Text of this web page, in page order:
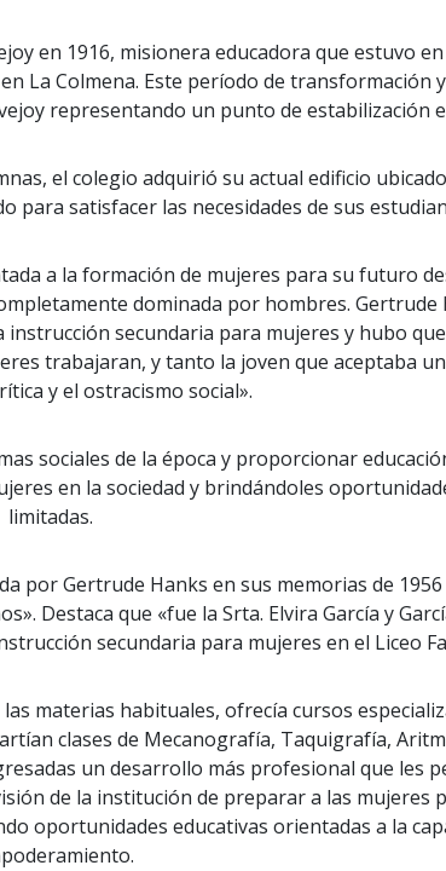
en 1916, misionera educadora que estuvo
La Colmena. Este período de transformación
representando un punto de estabilización
el colegio adquirió su actual edificio
para satisfacer las necesidades de sus
a la formación de mujeres para su futuro
dominada por hombres. Gertrude
secundaria para mujeres y hubo
trabajaran, y tanto la joven que aceptaba
y el ostracismo social».
sociales de la época y proporcionar
en la sociedad y brindándoles
limitadas.
por Gertrude Hanks en sus memorias de
Destaca que «fue la Srta. Elvira García y
secundaria para mujeres en el Liceo
materias habituales, ofrecía cursos
clases de Mecanografía, Taquigrafía,
un desarrollo más profesional que les
de la institución de preparar a las mujeres
oportunidades educativas orientadas a la